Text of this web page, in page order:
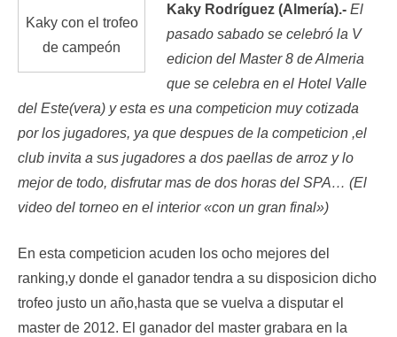
Kaky con el trofeo
de campeón
Kaky Rodríguez (Almería).- El
pasado sabado se celebró la V
edicion del Master 8 de Almeria
que se celebra en el Hotel Valle
del Este(vera) y esta es una competicion muy cotizada
por los jugadores, ya que despues de la competicion ,el
club invita a sus jugadores a dos paellas de arroz y lo
mejor de todo, disfrutar mas de dos horas del SPA… (El
video del torneo en el interior «con un gran final»)
En esta competicion acuden los ocho mejores del
ranking,y donde el ganador tendra a su disposicion dicho
trofeo justo un año,hasta que se vuelva a disputar el
master de 2012. El ganador del master grabara en la